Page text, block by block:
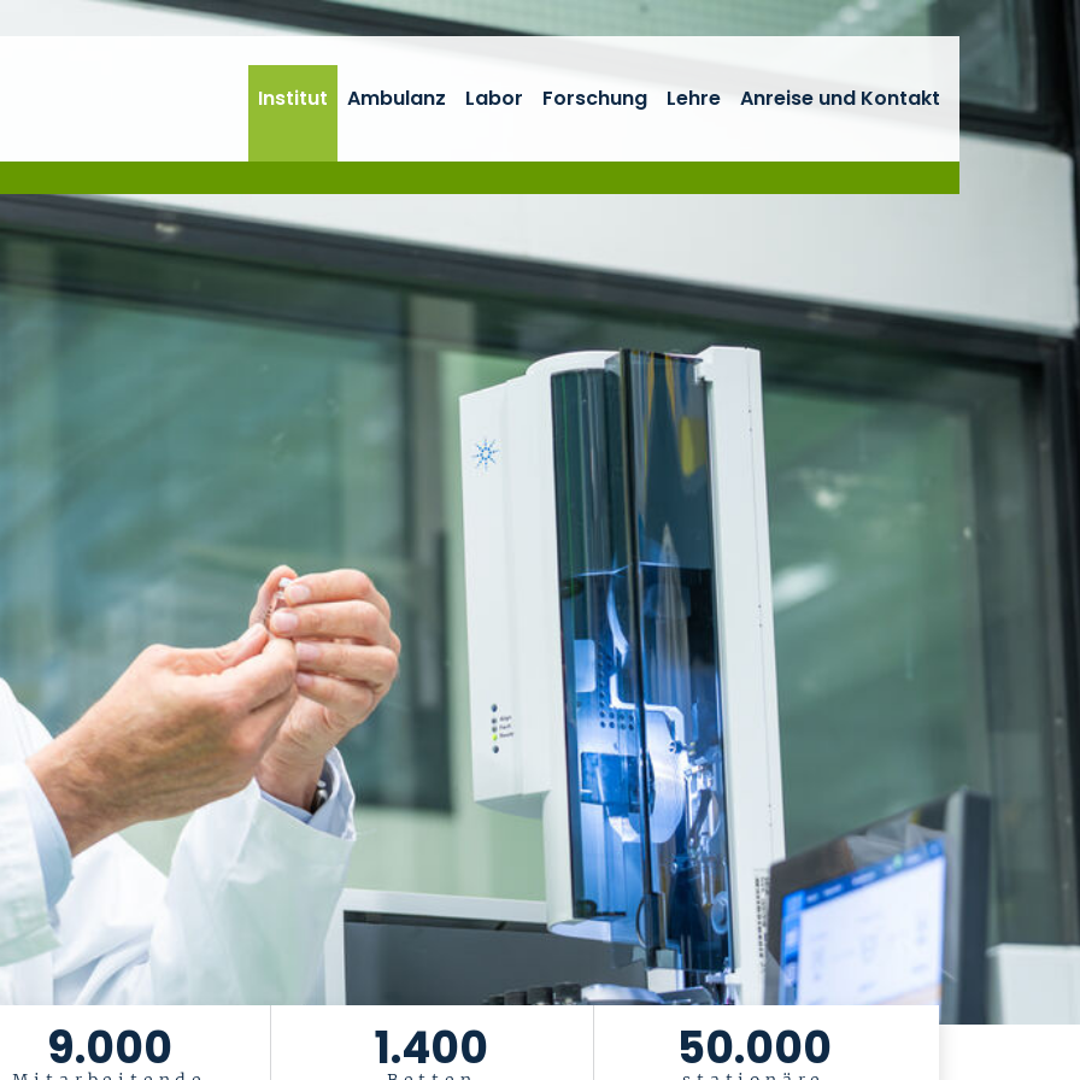
9.000 1.400 50.000
Institut Ambulanz Labor Forschung Lehre Anreise und Kontakt